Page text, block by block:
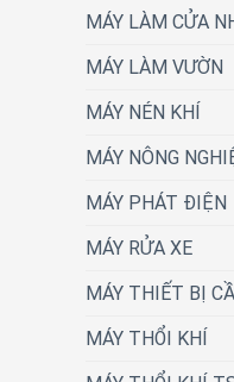
MÁY LÀM CỬA
MÁY LÀM VƯỜN
MÁY NÉN KHÍ
MÁY NÔNG
MÁY PHÁT ĐIỆN
MÁY RỬA XE
MÁY THIẾT BỊ
MÁY THỔI KHÍ